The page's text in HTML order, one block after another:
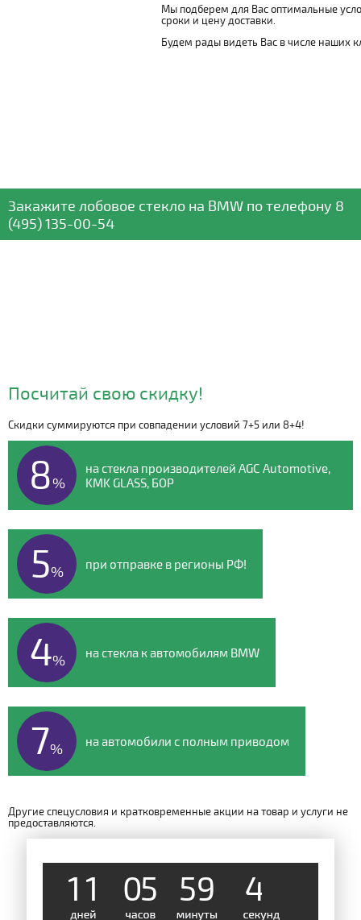
Мы подберем для Вас оптимальные
сроки и цену доставки.
Будем рады видеть Вас в числе наших
Закажите лобовое стекло на BMW по телефону 8
(495) 135-00-54
Видео о компании
Посчитай свою скидку!
Скидки суммируются при совпадении условий 7+5 или 8+4!
8%
на стекла производителей AGC Automotive,
KMK GLASS, БОР
5% при отправке в регионы РФ!
4% на стекла к автомобилям BMW
7% на автомобили с полным приводом
Другие спецусловия и кратковременные акции на товар и услуги не
предоставляются.
1 1 05 59 4
7